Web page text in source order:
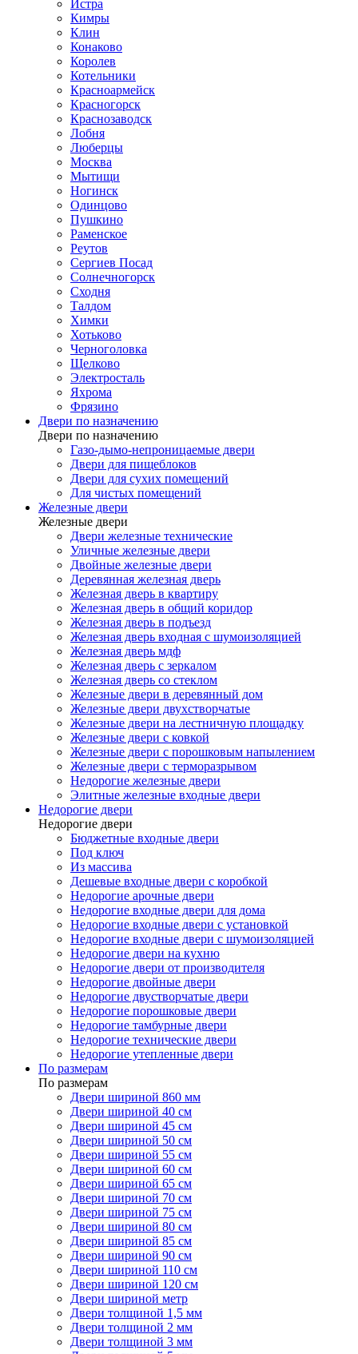
Истра
Кимры
Клин
Конаково
Королев
Котельники
Красноармейск
Красногорск
Краснозаводск
Лобня
Люберцы
Москва
Мытищи
Ногинск
Одинцово
Пушкино
Раменское
Реутов
Сергиев Посад
Солнечногорск
Сходня
Талдом
Химки
Хотьково
Черноголовка
Щелково
Электросталь
Яхрома
Фрязино
Двери по назначению
Двери по назначению
Газо-дымо-непроницаемые двери
Двери для пищеблоков
Двери для сухих помещений
Для чистых помещений
Железные двери
Железные двери
Двери железные технические
Уличные железные двери
Двойные железные двери
Деревянная железная дверь
Железная дверь в квартиру
Железная дверь в общий коридор
Железная дверь в подъезд
Железная дверь входная с шумоизоляцией
Железная дверь мдф
Железная дверь с зеркалом
Железная дверь со стеклом
Железные двери в деревянный дом
Железные двери двухстворчатые
Железные двери на лестничную площадку
Железные двери с ковкой
Железные двери с порошковым напылением
Железные двери с терморазрывом
Недорогие железные двери
Элитные железные входные двери
Недорогие двери
Недорогие двери
Бюджетные входные двери
Под ключ
Из массива
Дешевые входные двери с коробкой
Недорогие арочные двери
Недорогие входные двери для дома
Недорогие входные двери с установкой
Недорогие входные двери с шумоизоляцией
Недорогие двери на кухню
Недорогие двери от производителя
Недорогие двойные двери
Недорогие двустворчатые двери
Недорогие порошковые двери
Недорогие тамбурные двери
Недорогие технические двери
Недорогие утепленные двери
По размерам
По размерам
Двери шириной 860 мм
Двери шириной 40 см
Двери шириной 45 см
Двери шириной 50 см
Двери шириной 55 см
Двери шириной 60 см
Двери шириной 65 см
Двери шириной 70 см
Двери шириной 75 см
Двери шириной 80 см
Двери шириной 85 см
Двери шириной 90 см
Двери шириной 110 см
Двери шириной 120 см
Двери шириной метр
Двери толщиной 1,5 мм
Двери толщиной 2 мм
Двери толщиной 3 мм